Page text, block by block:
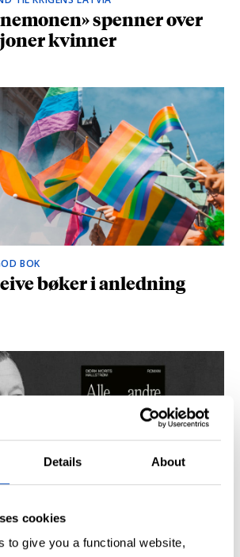
Details About
cookies
to give you a functional website,
spenner over
kvinner
BOK
bøker i anledning
«AGENTEN»?
– Alt det med CIA